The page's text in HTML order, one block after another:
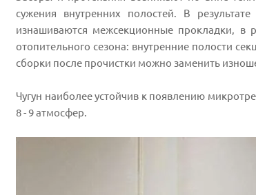
сужения внутренних полостей. В
изнашиваются межсекционные прокладки, в
отопительного сезона: внутренние полости
сборки после прочистки можно заменить
Чугун наиболее устойчив к появлению
8 - 9 атмосфер.